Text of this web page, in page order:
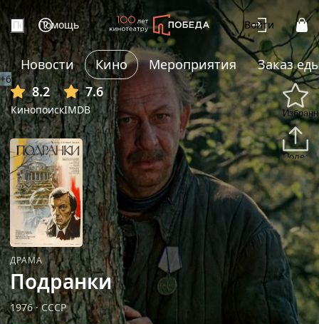
Помощь Войти
Новости Кино Мероприятия
Заказ
8.2
Кинопоиск
7.6
IMDB
+6
ДРАМА
Подранки
1976·СССР